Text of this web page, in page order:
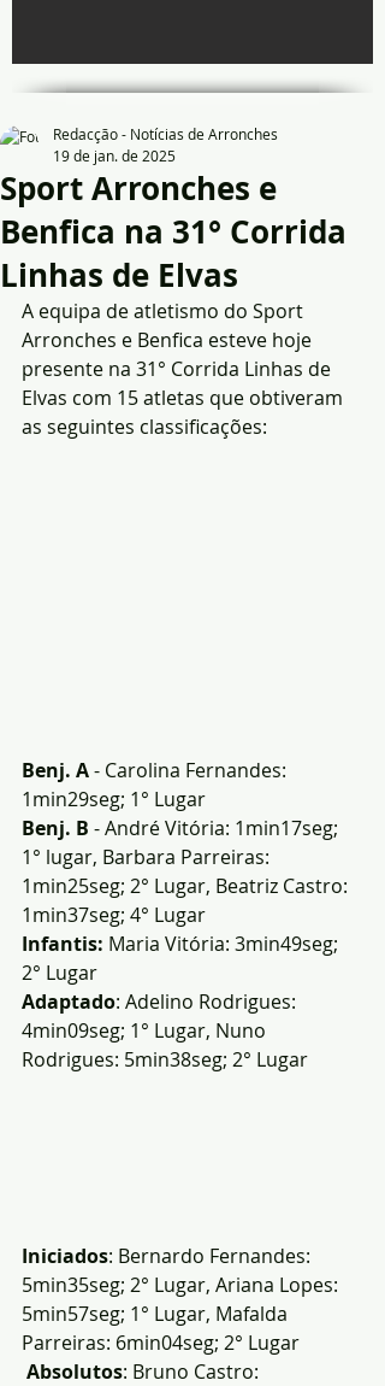
Sport Arronches e
Benfica na 31° Corrida
Linhas de Elvas
Redacção - Notícias de Arronches
19 de jan. de 2025
A equipa de atletismo do Sport
Arronches e Benfica esteve hoje
presente na 31° Corrida Linhas de
Elvas com 15 atletas que obtiveram
as seguintes classificações:
Benj. A - Carolina Fernandes:
1min29seg; 1° Lugar
Benj. B - André Vitória: 1min17seg;
1° lugar, Barbara Parreiras:
1min25seg; 2° Lugar, Beatriz Castro:
1min37seg; 4° Lugar
Infantis: Maria Vitória: 3min49seg;
2° Lugar
Adaptado: Adelino Rodrigues:
4min09seg; 1° Lugar, Nuno
Rodrigues: 5min38seg; 2° Lugar
Iniciados: Bernardo Fernandes:
5min35seg; 2° Lugar, Ariana Lopes:
5min57seg; 1° Lugar, Mafalda
Parreiras: 6min04seg; 2° Lugar
Absolutos: Bruno Castro: